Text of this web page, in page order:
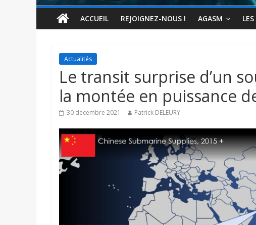
ACCUEIL REJOIGNEZ-NOUS ! AGASM
Actualités
Le transit surprise d’un
la montée en puissance
30 décembre 2021 Patrick DELEURY